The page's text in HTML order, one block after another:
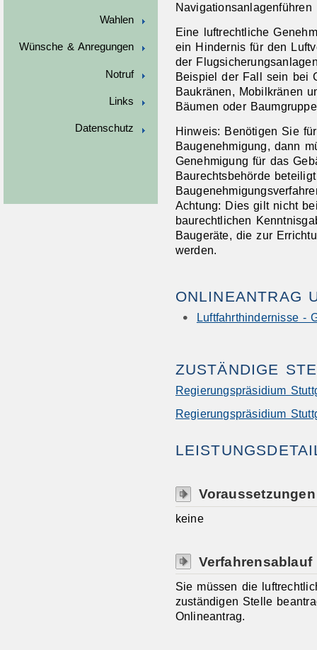
Wahlen
Wünsche & Anregungen
Notruf
Links
Datenschutz
Navigationsanlagenführen
Eine luftrechtliche
ein Hindernis für den
der
Beispiel der Fall sein bei
Baukränen, Mobilkränen
Bäumen oder
Hinweis: Benötigen Sie
Baugenehmigung, dann
Genehmigung für das
Baurechtsbehörde
Achtung: Dies gilt nicht
baurechtlichen
Baugeräte, die zur
werden.
ONLINEANTRAG
Luftfahrthindernisse -
ZUSTÄNDIGE
Regierungspräsidium
Regierungspräsidium
Voraussetzungen
keine
Verfahrensablauf
Sie müssen die
zuständigen Stelle
Onlineantrag.